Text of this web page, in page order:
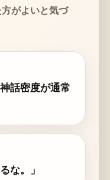
がよいと気づ
話密度が通常
な。」